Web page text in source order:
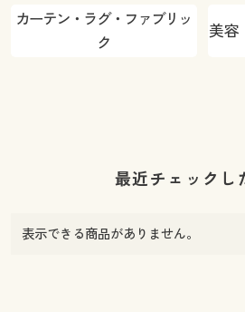
カーテン・ラグ・ファブリッ
ク
美容
最近チェックし
表示できる商品がありません。